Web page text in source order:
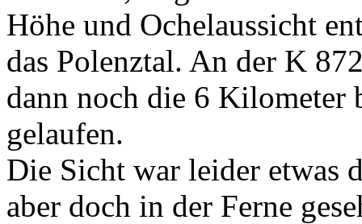
Höhe und Ochelaussicht
das Polenztal. An der K
dann noch die 6 Kilometer
gelaufen.
Die Sicht war leider etwas
aber doch in der Ferne